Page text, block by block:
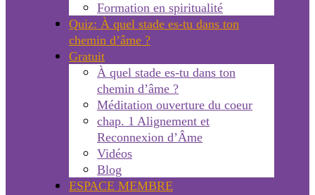
Formation en spiritualité
Quiz: À quel stade es-tu dans ton
chemin d’âme ?
Gratuit
À quel stade es-tu dans ton
chemin d’âme ?
Méditation ouverture du coeur
chap. 1 Alignement et
Reconnexion d’Âme
Vidéos
Blog
ESPACE MEMBRE